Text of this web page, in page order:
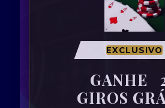
EXCLUSIVO
GANHE
GIROS